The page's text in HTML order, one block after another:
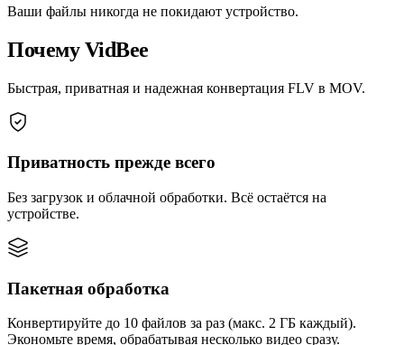
Ваши файлы никогда не покидают устройство.
Почему VidBee
Быстрая, приватная и надежная конвертация FLV в MOV.
Приватность прежде всего
Без загрузок и облачной обработки. Всё остаётся на
устройстве.
Пакетная обработка
Конвертируйте до 10 файлов за раз (макс. 2 ГБ каждый).
Экономьте время, обрабатывая несколько видео сразу.